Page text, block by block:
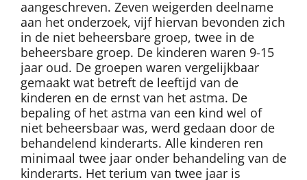
aangeschreven. Zeven weigerden deelname
aan het onderzoek, vijf hiervan bevonden zich
in de niet beheersbare groep, twee in de
beheersbare groep. De kinderen waren 9-15
jaar oud. De groepen waren vergelijkbaar
gemaakt wat betreft de leeftijd van de
kinderen en de ernst van het astma. De
bepaling of het astma van een kind wel of
niet beheersbaar was, werd gedaan door de
behandelend kinderarts. Alle kinderen ren
minimaal twee jaar onder behandeling van de
kinderarts. Het terium van twee jaar is